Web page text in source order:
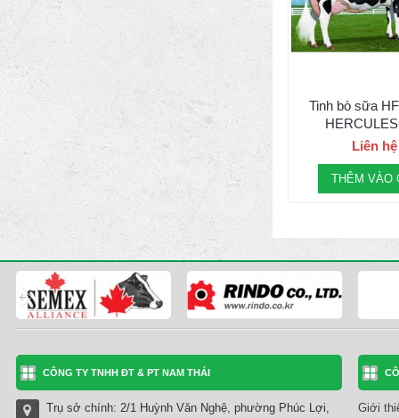
Tinh bò sữa
Liên hệ
THÊM VÀO
CÔNG TY TNHH ĐT & PT NAM THÁI
Trụ sở chính: 2/1 Huỳnh Văn Nghệ, phường Phúc Lợi,
Giới